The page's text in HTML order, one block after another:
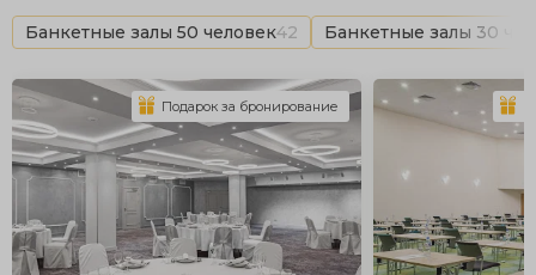
Банкетные залы 50 человек42 Банкетные залы 30
Подарок за бронирование